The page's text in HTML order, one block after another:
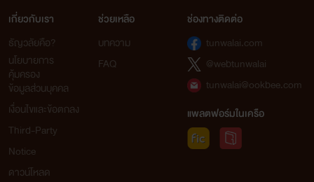
สวรรค์(กาม) (ลำดับที่ 1 ในซีรี่ส์ตระกูล 3 ห.)
ยักษ์
เกี่ยวกับเรา
ธัญวลัยคือ?
นโยบายการ
คุ้มครอง
ข้อมูลส่วนบุคคล
เงื่อนไขและข้อตกลง
Third-Party
Notice
ดาวน์โหลด
ช่วยเหลือ
บทความ
FAQ
ช่องทางติดต่อ
tunwalai.com
@webtunwalai
tunwalai@ookbee.com
แพลตฟอร์มในเครือ